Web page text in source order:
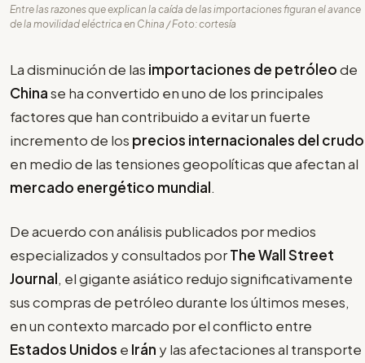
Entre las razones que explican la caída de las importaciones figuran el avance
de la movilidad eléctrica en China / Foto: cortesía
La disminución de las importaciones de petróleode
Chinase ha convertido en uno de los principales
factores que han contribuido a evitar un fuerte
incremento de los precios internacionales del crudo
en medio de las tensiones geopolíticas que afectan al
mercado energético mundial.
De acuerdo con análisis publicados por medios
especializados y consultados porThe Wall Street
Journal, el gigante asiático redujo significativamente
sus compras de petróleo durante los últimos meses,
en un contexto marcado por el conflicto entre
Estados Unidos e Irán y las afectaciones al transporte